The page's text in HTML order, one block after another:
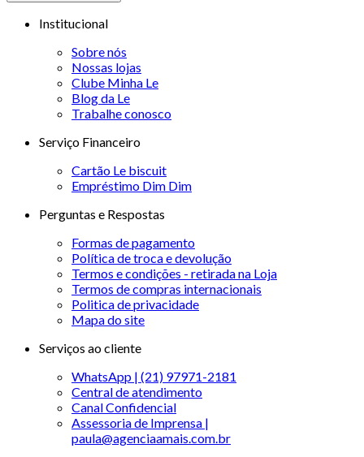
Institucional
Sobre nós
Nossas lojas
Clube Minha Le
Blog da Le
Trabalhe conosco
Serviço Financeiro
Cartão Le biscuit
Empréstimo Dim Dim
Perguntas e Respostas
Formas de pagamento
Política de troca e devolução
Termos e condições - retirada na Loja
Termos de compras internacionais
Politica de privacidade
Mapa do site
Serviços ao cliente
WhatsApp | (21) 97971-2181
Central de atendimento
Canal Confidencial
Assessoria de Imprensa |
paula@agenciaamais.com.br